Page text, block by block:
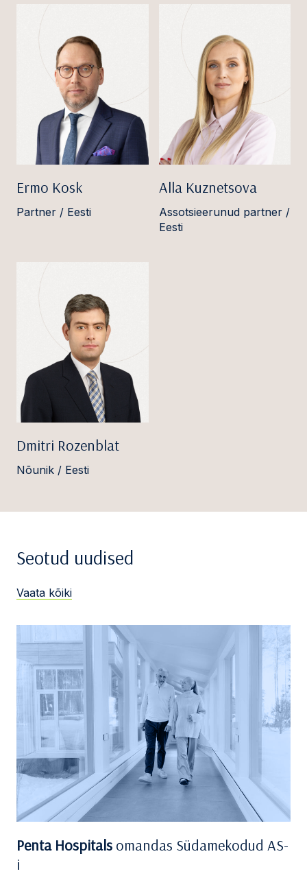
Ermo Kosk
Partner / Eesti
Alla Kuznetsova
Assotsieerunud partner /
Eesti
Dmitri Rozenblat
Nõunik / Eesti
Seotud uudised
Vaata kõiki
Penta Hospitals omandas Südamekodud AS-
i